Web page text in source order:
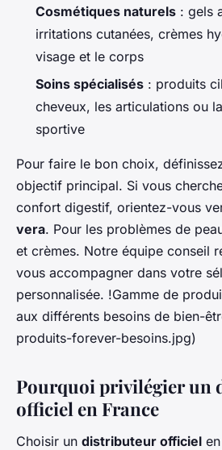
Cosmétiques naturels : gels
irritations cutanées, crèmes
visage et le corps
Soins spécialisés : produits
cheveux, les articulations ou
sportive
Pour faire le bon choix,
objectif principal. Si vous
confort digestif, orientez-vous
vera. Pour les problèmes de
et crèmes. Notre équipe conseil
vous accompagner dans votre
personnalisée. !Gamme de
aux différents besoins de bien-
produits-forever-besoins.jpg)
Pourquoi privilégier un
officiel en France
Choisir un distributeur officiel